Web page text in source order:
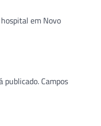
em Novo
publicado. Campos